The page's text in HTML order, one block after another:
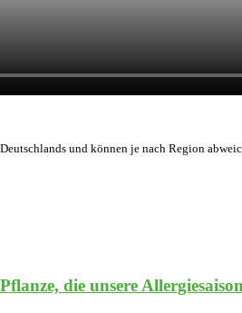
und können je nach Region
die unsere